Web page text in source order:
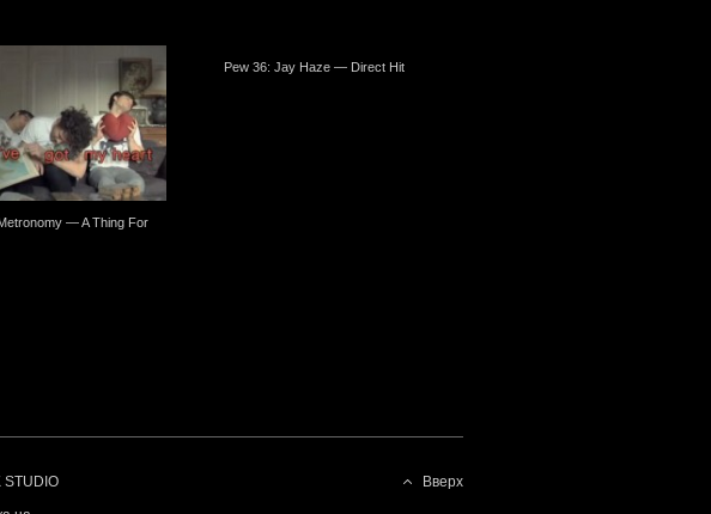
— A Thing For
Pew 36: Jay Haze — Direct Hit
STUDIO
Вверх